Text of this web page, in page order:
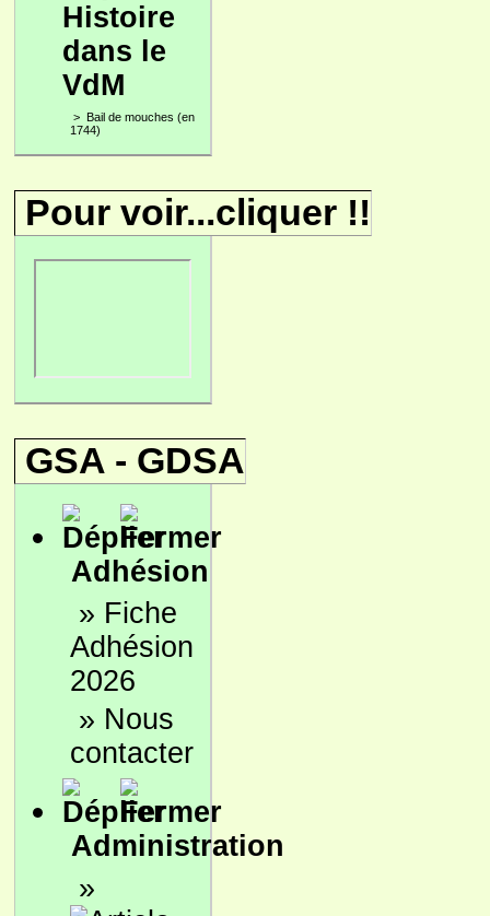
Histoire
dans le
VdM
> Bail de mouches (en
1744)
Pour voir...cliquer !!
GSA - GDSA
Adhésion
» Fiche
Adhésion
2026
» Nous
contacter
Administration
»